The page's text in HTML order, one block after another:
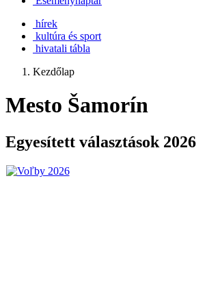
hírek
kultúra és sport
hivatali tábla
Kezdőlap
Mesto Šamorín
Egyesített választások 2026